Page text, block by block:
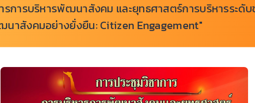
รการบริหารพัฒนาสังคม และยุทธศาสตร์การบริหารระดั
าสังคมอย่างยั่งยืน: Citizen Engagement"